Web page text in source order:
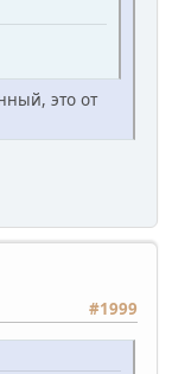
это от
#1999